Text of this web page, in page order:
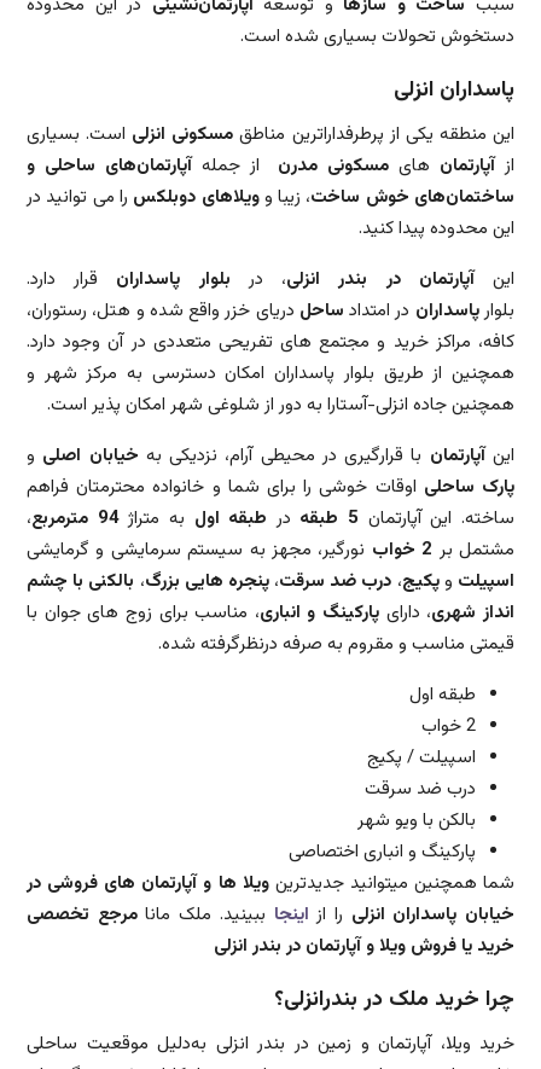
دستخوش تحولات بسیاری شده است.
پاسداران انزلی
این منطقه یکی از پرطرفداراترین مناطق مسکونی انزلی است. بسیاری
ازآپارتمان های مسکونی مدرن از جملهآپارتمان‌های ساحلی و
ساختمان‌های خوش ساخت، زیبا وویلا‌های دوبلکس را می توانید در
این محدوده پیدا کنید.
اینآپارتمان در بندر انزلی، در بلوار پاسداران قرار دارد.
بلوارپاسداران در امتداد ساحل دریای خزر واقع شده و هتل، رستوران،
کافه، مراکز خرید و مجتمع های تفریحی متعددی در آن وجود دارد.
همچنین از طریق بلوار پاسداران امکان دسترسی به مرکز شهر و
همچنین جاده انزلی-آستارا به دور از شلوغی شهر امکان پذیر است.
اینآپارتمان با قرارگیری در محیطی آرام، نزدیکی به خیابان اصلی و
پارک ساحلی اوقات خوشی را برای شما و خانواده محترمتان فراهم
ساخته. این آپارتمان 5 طبقه در طبقه اول به متراژ94 مترمربع
،
مشتمل بر 2 خواب
نورگیر، مجهز به سیستم سرمایشی و گرمایشی
اسپیلت وپکیج، درب ضد سرقت،پنجره هایی بزرگ، بالکنی با چشم
انداز شهری، دارای پارکینگ و انباری، مناسب برای زوج های جوان با
قیمتی مناسب و مقروم به صرفه درنظرگرفته شده.
طبقه اول
2 خواب
اسپیلت / پکیج
درب ضد سرقت
بالکن با ویو شهر
پارکینگ و انباری اختصاصی
شما همچنین میتوانید جدیدترینویلا ها و آپارتمان های فروشی در
خیابان پاسداران انزلی را از اینجا ببینید. ملک مانامرجع تخصصی
خرید یا فروش ویلا و آپارتمان در بندر انزلی
چرا خرید ملک در بندرانزلی؟
خرید ویلا، آپارتمان و زمین در بندر انزلی به‌دلیل موقعیت ساحلی